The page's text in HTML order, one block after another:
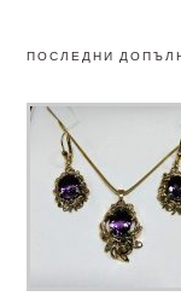
ПОСЛЕДНИ